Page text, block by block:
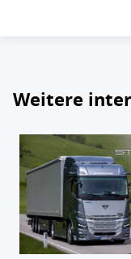
Weitere